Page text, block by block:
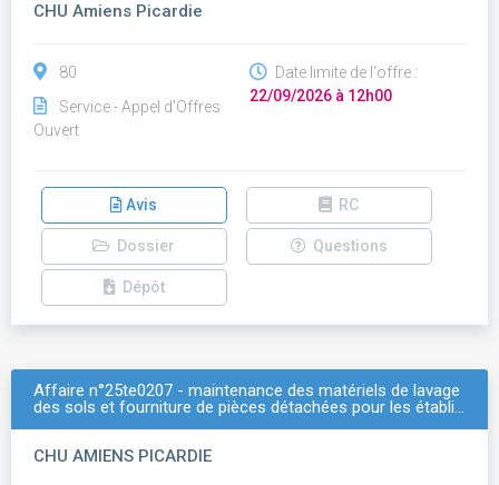
CHU Amiens Picardie
80
Service - Appel d'Offres
Ouvert
Date limite de l'offre :
22/09/2026 à 12h00
Avis RC
Dossier Questions
Dépôt
Affaire n°25te0207 - maintenance des matériels de lavage
des sols et fourniture de pièces détachées pour les établi…
CHU AMIENS PICARDIE